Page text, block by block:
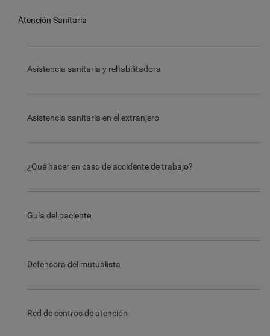
Atención Sanitaria
Asistencia sanitaria y rehabilitadora
Asistencia sanitaria en el extranjero
¿Qué hacer en caso de accidente de trabajo?
Guía del paciente
Defensora del mutualista
Red de centros de atención